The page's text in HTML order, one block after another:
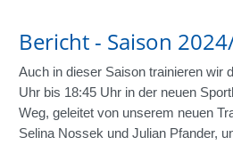
Bericht - Saison
Auch in dieser Saison trainieren wir
Uhr bis 18:45 Uhr in der neuen
Weg, geleitet von unserem neuen
Selina Nossek und Julian Pfander,